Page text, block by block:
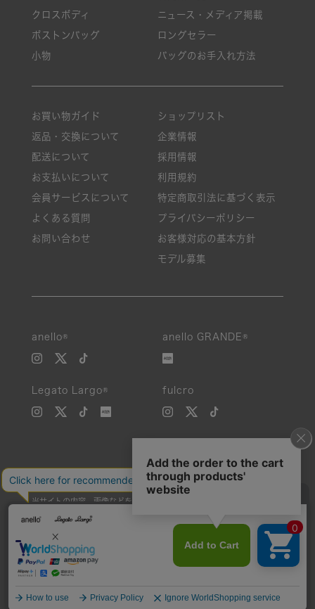
クロスボディ
ボストンバッグ
小物
ニュース・メディア掲載
ロングセラー
バッグのお手入れ方法
お買い物ガイド
返品・交換について
配送について
お支払いについて
会員サービスについて
よくある質問
お問い合わせ
ショップリスト
企業情報
採用情報
利用規約
特定商取引法に基づく表示
プライバシーポリシー
お客様対応の基本方針
モデル募集
anello® anello GRANDE®
Legato Largo® fulcro
当サイトの内容、画像などを無断で複製、転載、第三者への譲渡などを
Unauthorized reproduction, duplication, or redistribution of any
images or content from this website is strictly prohibited.